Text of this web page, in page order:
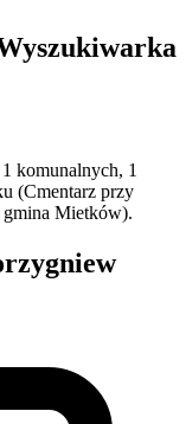
komunalnych, 1
(Cmentarz przy
Mietków).